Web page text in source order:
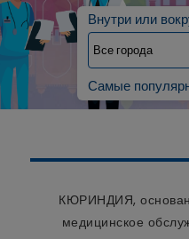
Внутри или
Самые
КЮРИНДИЯ,
медицинское